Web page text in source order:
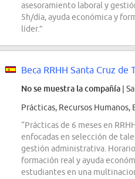
asesoramiento laboral y
5h/día, ayuda económica y
líder.”
Beca RRHH Santa Cruz de
No se muestra la compañía |
Prácticas, Recursos Humanos,
“Prácticas de 6 meses en
enfocadas en selección de
gestión administrativa.
formación real y ayuda
estudiantes en una